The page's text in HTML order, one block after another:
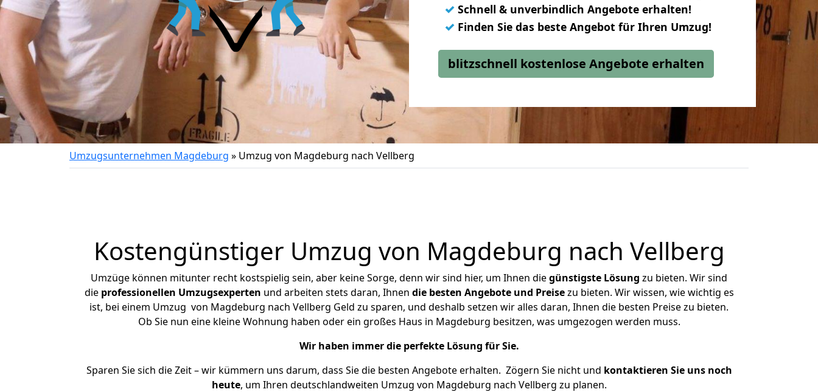
✓ Schnell & unverbindlich Angebote erhalten!
✓ Finden Sie das beste Angebot für Ihren Umzug!
blitzschnell kostenlose Angebote erhalten
Umzugsunternehmen Magdeburg » Umzug von Magdeburg nach Vellberg
Kostengünstiger Umzug von Magdeburg nach Vellberg
Umzüge können mitunter recht kostspielig sein, aber keine Sorge, denn wir sind hier, um Ihnen diegünstigste Lösung zu bieten. Wir sind
die professionellen Umzugsexperten und arbeiten stets daran, Ihnen die besten Angebote und Preisezu bieten. Wir wissen, wie wichtig es
ist, bei einem Umzug von Magdeburg nach Vellberg Geld zu sparen, und deshalb setzen wir alles daran, Ihnen die besten Preise zu bieten.
Ob Sie nun eine kleine Wohnung haben oder ein großes Haus in Magdeburg besitzen, was umgezogen werden muss.
Wir haben immer die perfekte Lösung für Sie.
Sparen Sie sich die Zeit – wir kümmern uns darum, dass Sie die besten Angebote erhalten. Zögern Sie nicht und kontaktieren Sie uns noch
heute, um Ihren deutschlandweiten Umzug von Magdeburg nach Vellberg zu planen.